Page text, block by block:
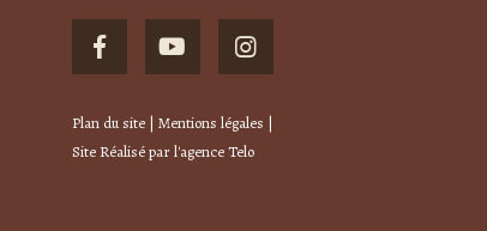
Plan du site | Mentions légales |
Site Réalisé parl'agence Telo